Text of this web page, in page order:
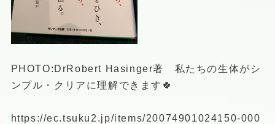
PHOTO:DrRobert Hasinger著 私たちの生体がシ
ンプル・クリアに理解できます🍀
https://ec.tsuku2.jp/items/20074901024150-000